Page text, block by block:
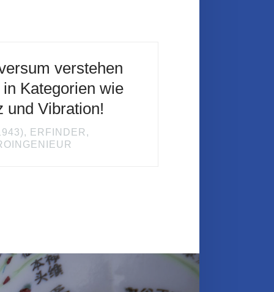
verstehen
Kategorien wie
und Vibration!
ERFINDER,